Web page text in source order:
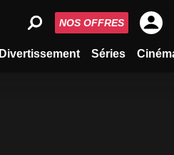
Divertissement Séries
NOS OFFRES